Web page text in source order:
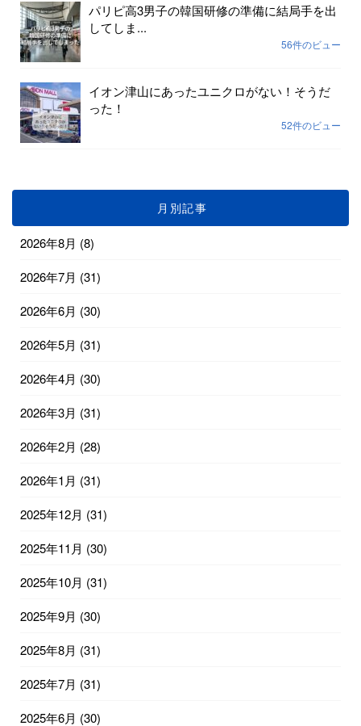
パリピ高3男子の韓国研修の準備に結局手を出
してしま...
56件のビュー
イオン津山にあったユニクロがない！そうだ
った！
52件のビュー
月別記事
2026年8月 (8)
2026年7月 (31)
2026年6月 (30)
2026年5月 (31)
2026年4月 (30)
2026年3月 (31)
2026年2月 (28)
2026年1月 (31)
2025年12月 (31)
2025年11月 (30)
2025年10月 (31)
2025年9月 (30)
2025年8月 (31)
2025年7月 (31)
2025年6月 (30)